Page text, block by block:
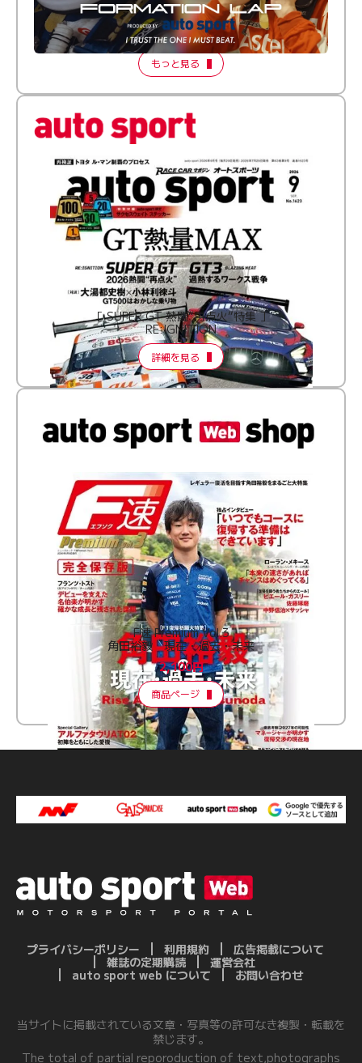
倒す相手を、信じてる。小林利徠斗 × 野村勇斗
【FORMATION LAP Produced by auto sport】
2026 Episode 2
もっと見る
［ SUPER GT 熱闘“再点火”特集 ］
RE:IGNITION
詳細を見る
F速 Premium Vol.3
角田裕毅 現在・過去・未来
2,100円
商品ページ
プライバシーポリシー 利用規約
広告掲載について
雑誌の定期購読
運営会社
auto sport web について
お問い合わせ
当サイトに掲載されている文章・写真等の許可なき複製・転載を
禁じます。
The total of partial reporoduction of text,photographs